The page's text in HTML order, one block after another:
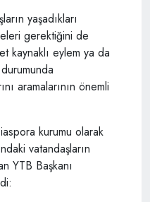
yaşadıkları
gerektiğini de
kaynaklı eylem ya da
aramalarının önemli
kurumu olarak
vatandaşların
YTB Başkanı